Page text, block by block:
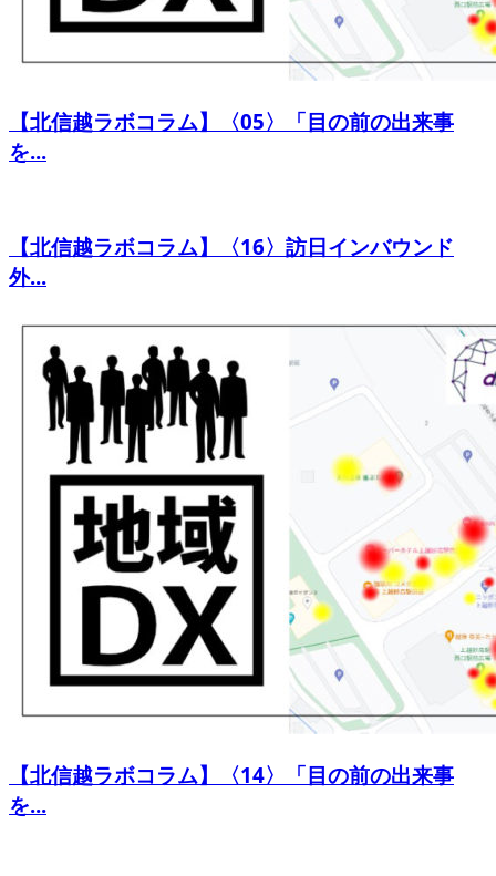
【北信越ラボコラム】〈05〉「目の前の出来事
を...
【北信越ラボコラム】〈16〉訪日インバウンド
外...
【北信越ラボコラム】〈14〉「目の前の出来事
を...